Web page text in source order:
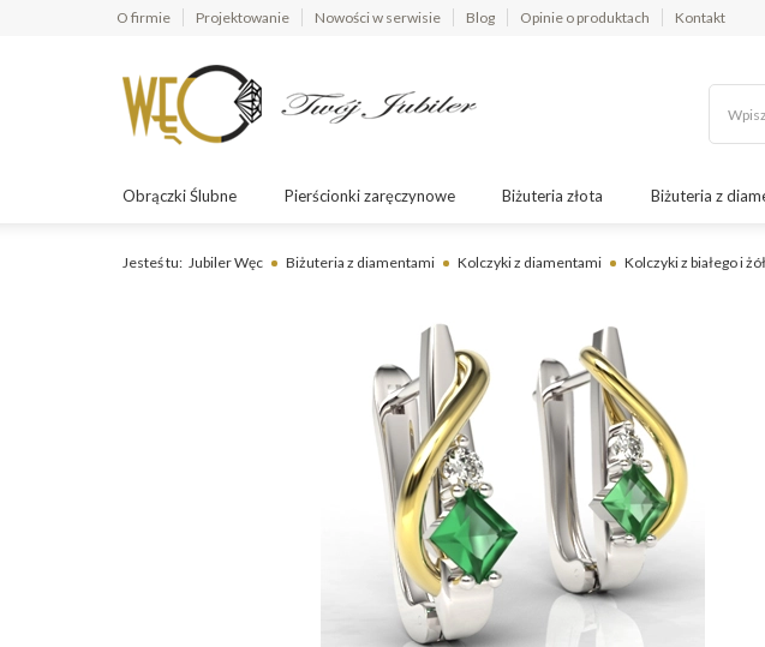
O firmie Projektowanie Nowości w serwisie Blog Opinie o produktach Kontakt
Obrączki Ślubne Pierścionki zaręczynowe Biżuteria złota Biżuteria z
Jesteś tu: Jubiler Węc Biżuteria z diamentami Kolczyki z diamentami Kolczyki z białego i